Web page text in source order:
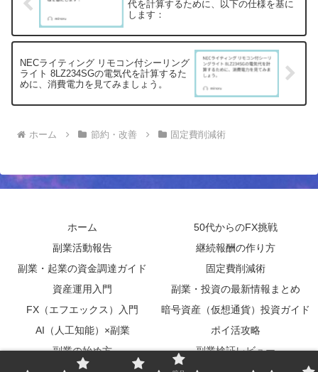
代を計算するために、以下の仕様を基に
します：
NECライティング リモコン付シーリング
ライト 8LZ234SGの電気代を計算するた
めに、消費電力を見てみましょう。
ホーム 節約・改善 固定費削減術
ホーム
50代からのFX挑戦
副業活動報告
継続報酬の作り方
副業・起業の資金調達ガイド
固定費削減術
資産運用入門
副業・投資の最新情報まとめ
FX（エフエックス）入門
暗号資産（仮想通貨）投資ガイド
AI（人工知能）×副業
ポイ活攻略
副業の始め方
副業検証レビュー